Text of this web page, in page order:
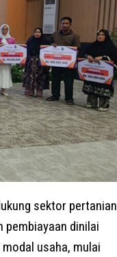
sektor pertanian
pembiayaan dinilai
usaha, mulai